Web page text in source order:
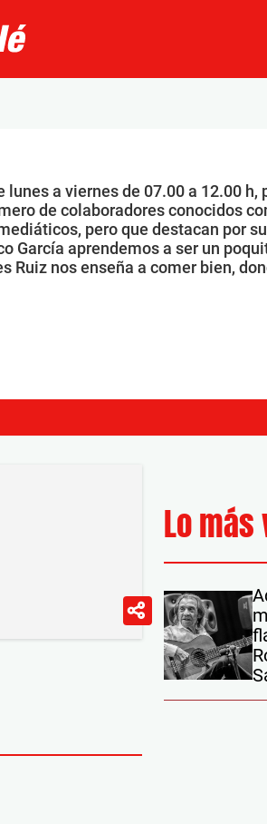
lunes a viernes de 07.00 a 12.00
de colaboradores conocidos
pero que destacan por
García aprendemos a ser un
Ruiz nos enseña a comer bien,
Lo